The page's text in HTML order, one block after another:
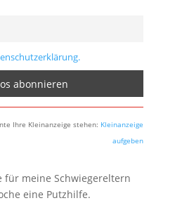
Ihre Kleinanzeige stehen: Kleinanzeige
aufgeben
für meine Schwiegereltern
eine Putzhilfe.